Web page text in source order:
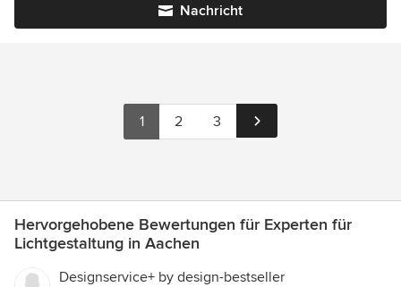
Nachricht
1 2 3
Hervorgehobene Bewertungen für Experten für
Lichtgestaltung in Aachen
Designservice+ by design-bestseller